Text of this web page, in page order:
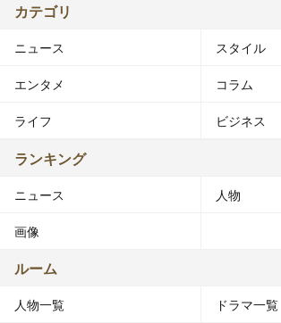
カテゴリ
ニュース スタイル
エンタメ コラム
ライフ ビジネス
ランキング
ニュース 人物
画像
ルーム
人物一覧 ドラマ一覧